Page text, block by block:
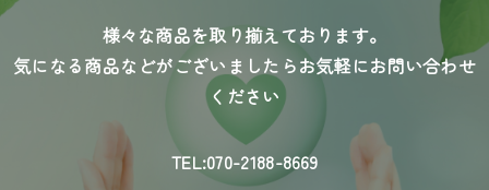
様々な商品を取り揃えております。
気になる商品などがございましたらお気軽にお問い合わせ
ください
TEL:070-2188-8669